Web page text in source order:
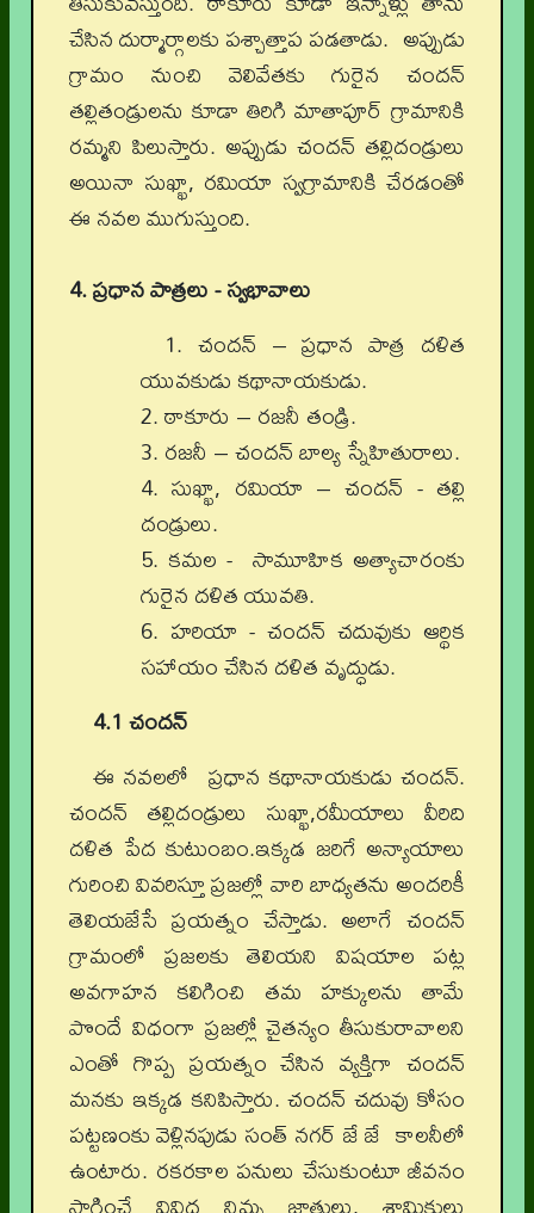
చేసిన దుర్మార్గాలకు పశ్చాత్తాప పడతాడు. అప్పుడు
గ్రామం నుంచి వెలివేతకు గురైన చందన్
తల్లితండ్రులను కూడా తిరిగి మాతాపూర్ గ్రామానికి
రమ్మని పిలుస్తారు. అప్పుడు చందన్ తల్లిదండ్రులు
అయినా సుఖ్ఖా, రమియా స్వగ్రామానికి చేరడంతో
ఈ నవల ముగుస్తుంది.
4. ప్రధాన పాత్రలు - స్వభావాలు
1. చందన్ – ప్రధాన పాత్ర దళిత
యువకుడు కథానాయకుడు.
2.ఠాకూరు – రజనీ తండ్రి.
3.రజనీ – చందన్ బాల్య స్నేహితురాలు.
4. సుఖ్ఖా, రమియా – చందన్ - తల్లి
దండ్రులు.
5. కమల - సామూహిక అత్యాచారంకు
గురైన దళిత యువతి.
6. హరియా - చందన్ చదువుకు ఆర్థిక
సహాయం చేసిన దళిత వృద్ధుడు.
4.1 చందన్
ఈ నవలలో ప్రధాన కథానాయకుడు చందన్.
చందన్ తల్లిదండ్రులు సుఖ్ఖా,రమీయాలు వీరిది
దళిత పేద కుటుంబం.ఇక్కడ జరిగే అన్యాయాలు
గురించి వివరిస్తూ ప్రజల్లో వారి బాధ్యతను అందరికీ
తెలియజేసే ప్రయత్నం చేస్తాడు. అలాగే చందన్
గ్రామంలో ప్రజలకు తెలియని విషయాల పట్ల
అవగాహన కలిగించి తమ హక్కులను తామే
పొందే విధంగా ప్రజల్లో చైతన్యం తీసుకురావాలని
ఎంతో గొప్ప ప్రయత్నం చేసిన వ్యక్తిగా చందన్
మనకు ఇక్కడ కనిపిస్తారు. చందన్ చదువు కోసం
పట్టణంకు వెళ్లినపుడు సంత్ నగర్ జే జే కాలనీలో
ఉంటారు. రకరకాల పనులు చేసుకుంటూ జీవనం